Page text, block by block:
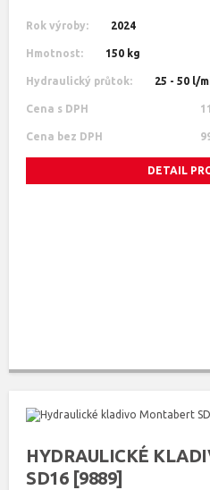
Rok výroby: 2024
Hmotnost: 150 kg
Hydraulický průtok: 25 - 50 l/
Cena s DPH
Cena bez DPH
DETAIL
HYDRAULICKÉ
SD16 [9889]